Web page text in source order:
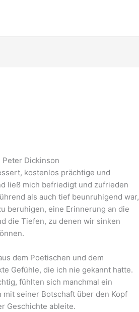
Peter Dickinson
kostenlos prächtige und
ließ mich befriedigt und zufrieden
als auch tief beunruhigend war,
beruhigen, eine Erinnerung an die
die Tiefen, zu denen wir sinken
dem Poetischen und dem
Gefühle, die ich nie gekannt hatte.
fühlten sich manchmal ein
seiner Botschaft über den Kopf
Geschichte ableite.